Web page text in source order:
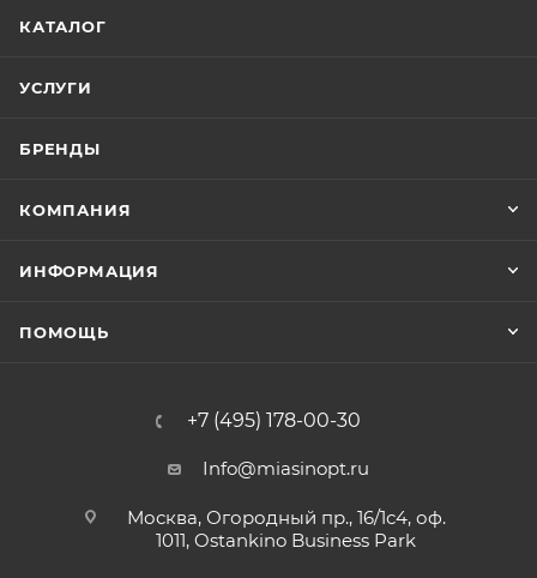
КАТАЛОГ
УСЛУГИ
БРЕНДЫ
КОМПАНИЯ
ИНФОРМАЦИЯ
ПОМОЩЬ
+7 (495) 178-00-30
Info@miasinopt.ru
Москва, Огородный пр., 16/1с4, оф.
1011, Ostankino Business Park